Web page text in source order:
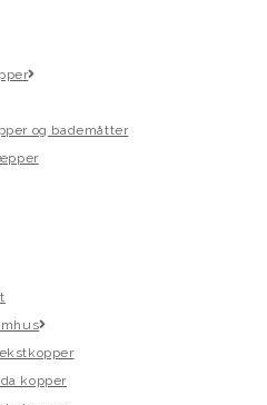
og bademåtter
kopper